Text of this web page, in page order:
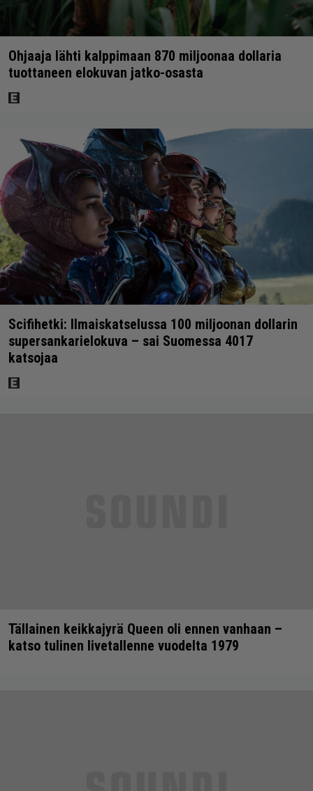
Ohjaaja lähti kalppimaan 870 miljoonaa dollaria
tuottaneen elokuvan jatko-osasta
Scifihetki: Ilmaiskatselussa 100 miljoonan dollarin
supersankarielokuva – sai Suomessa 4017
katsojaa
Tällainen keikkajyrä Queen oli ennen vanhaan –
katso tulinen livetallenne vuodelta 1979